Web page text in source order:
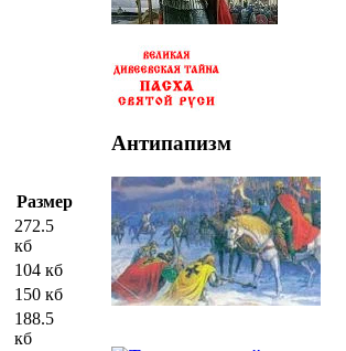
Размер
272.5
кб
104 кб
150 кб
188.5
кб
Антипапизм